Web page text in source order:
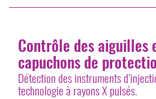
Contrôle des aiguilles
capuchons de
Détection des instruments
technologie à rayons X pulsés.